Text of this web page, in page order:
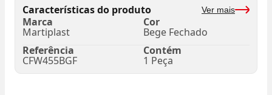
Características do produto Ver mais
Marca
Martiplast
Cor
Bege Fechado
Referência
CFW455BGF
Contém
1 Peça